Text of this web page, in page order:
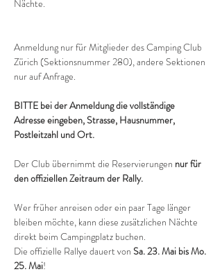
Nächte.
Anmeldung nur für Mitglieder des Camping Club
Zürich (Sektionsnummer 280), andere Sektionen
nur auf Anfrage.
BITTE bei der Anmeldung die vollständige
Adresse eingeben, Strasse, Hausnummer,
Postleitzahl und Ort.
Der Club übernimmt die Reservierungen nur für
den offiziellen Zeitraum der Rally.
Wer früher anreisen oder ein paar Tage länger
bleiben möchte, kann diese zusätzlichen Nächte
direkt beim Campingplatz buchen.
Die offizielle Rallye dauert von Sa. 23. Mai bis Mo.
25. Mai!